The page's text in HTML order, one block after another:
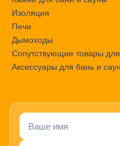
Изоляция
Печи
Дымоходы
Сопутствующие товары
Аксессуары для бань и саун